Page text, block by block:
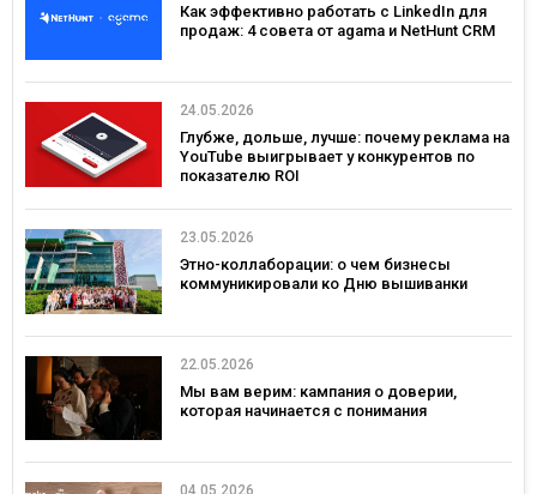
Как эффективно работать с LinkedIn для
продаж: 4 совета от agama и NetHunt CRM
24.05.2026
Глубже, дольше, лучше: почему реклама на
YouTube выигрывает у конкурентов по
показателю ROI
23.05.2026
Этно-коллаборации: о чем бизнесы
коммуникировали ко Дню вышиванки
22.05.2026
Мы вам верим: кампания о доверии,
которая начинается с понимания